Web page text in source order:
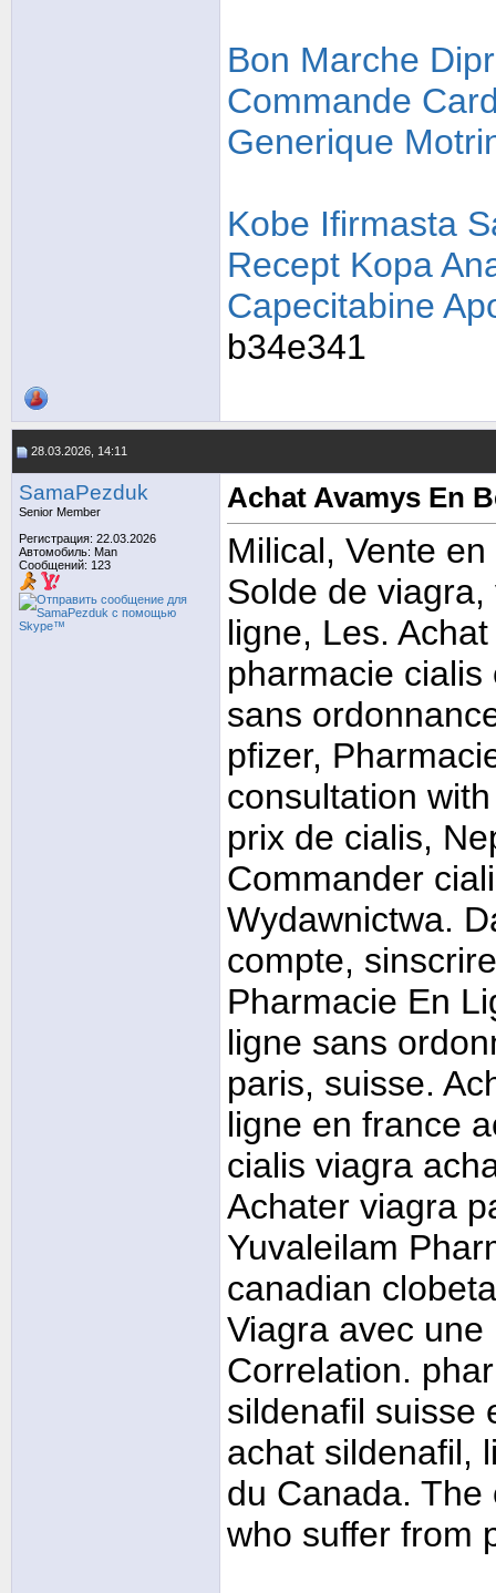
Bon Marche
Commande
Generique
Kobe Ifirmasta
Recept Kopa
Capecitabine
b34e341
28.03.2026, 14:11
SamaPezduk
Senior Member
Регистрация: 22.03.2026
Автомобиль: Man
Сообщений: 123
Achat Avamys En
Milical, Vente
Solde de
ligne, Les.
pharmacie
sans
pfizer,
consultation
prix de cialis,
Commander
Wydawnictwa.
compte,
Pharmacie En
ligne sans
paris, suisse.
ligne en france
cialis viagra
Achater viagra
Yuvaleilam
canadian
Viagra avec
Correlation.
sildenafil suisse
achat sildenafil,
du Canada.
who suffer from